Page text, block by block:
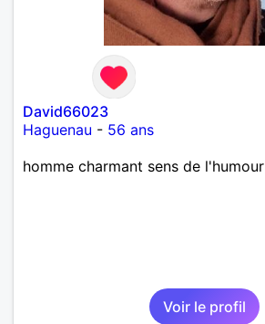
David66023
Haguenau - 56 ans
homme charmant sens de l'humour
Voir le profil